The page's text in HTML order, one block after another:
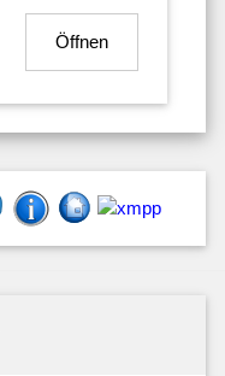
Öffnen